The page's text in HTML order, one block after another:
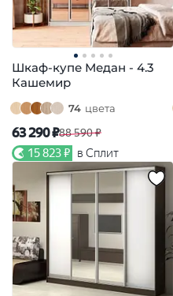
Шкаф-купе Медан - 4.3
Кашемир
74 цвета
63 290 ₽88 590 ₽
15 823 ₽ в Сплит